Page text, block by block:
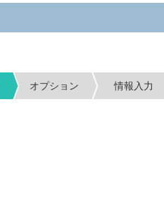
オプション 情報入力